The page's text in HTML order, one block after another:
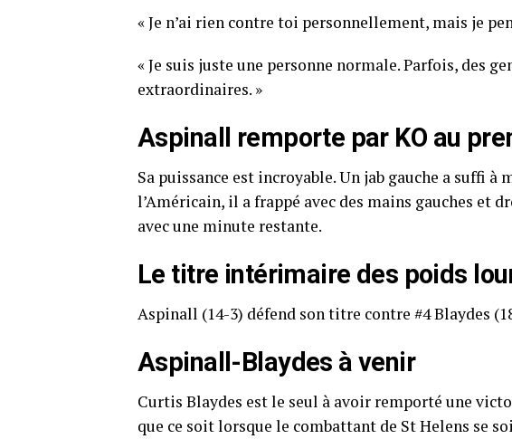
« Je n’ai rien contre toi personnellement, mais je
« Je suis juste une personne normale. Parfois, des
extraordinaires. »
Aspinall remporte par KO au
Sa puissance est incroyable. Un jab gauche a suffi à
l’Américain, il a frappé avec des mains gauches et
avec une minute restante.
Le titre intérimaire des poids
Aspinall (14-3) défend son titre contre #4 Blaydes
Aspinall-Blaydes à venir
Curtis Blaydes est le seul à avoir remporté une
que ce soit lorsque le combattant de St Helens se